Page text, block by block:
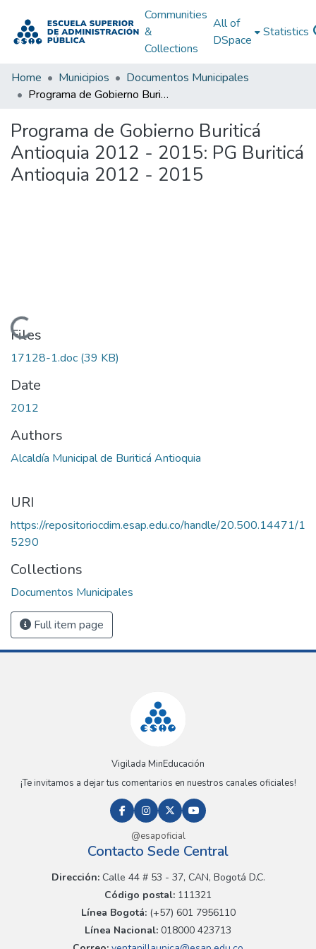
Communities
&
Collections
All of
DSpace
Statistics
Home Municipios
Documentos Municipales
Programa de Gobierno Buriticá Antioquia 2012 - 2015: PG Buriticá Antioquia 2012 - 2015
Programa de Gobierno Buriticá
Antioquia 2012 - 2015: PG Buriticá
Antioquia 2012 - 2015
Loading...
Files
17128-1.doc (39 KB)
Date
2012
Authors
Alcaldía Municipal de Buriticá Antioquia
URI
https://repositoriocdim.esap.edu.co/handle/20.500.14471/1
5290
Collections
Documentos Municipales
Full item page
Vigilada MinEducación
¡Te invitamos a dejar tus comentarios en nuestros canales oficiales!
@esapoficial
Contacto Sede Central
Dirección:Calle 44 # 53 - 37, CAN, Bogotá D.C.
Código postal: 111321
Línea Bogotá:(+57) 601 7956110
Línea Nacional: 018000 423713